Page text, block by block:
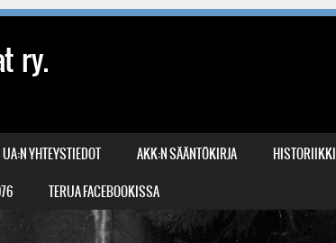
ry.
YHTEYSTIEDOT AKK:N SÄÄNTÖKIRJA
TERUA FACEBOOKISSA